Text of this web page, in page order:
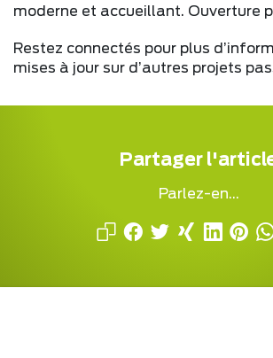
moderne et accueillant. Ouverture
Restez connectés pour plus
mises à jour sur d’autres projets
Partager
Parlez-en...